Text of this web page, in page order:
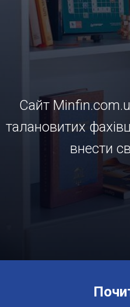
Сайт
талановитих
внести